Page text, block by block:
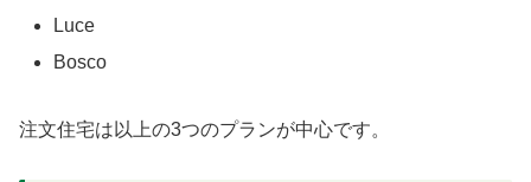
Luce
Bosco
注文住宅は以上の3つのプランが中心です。